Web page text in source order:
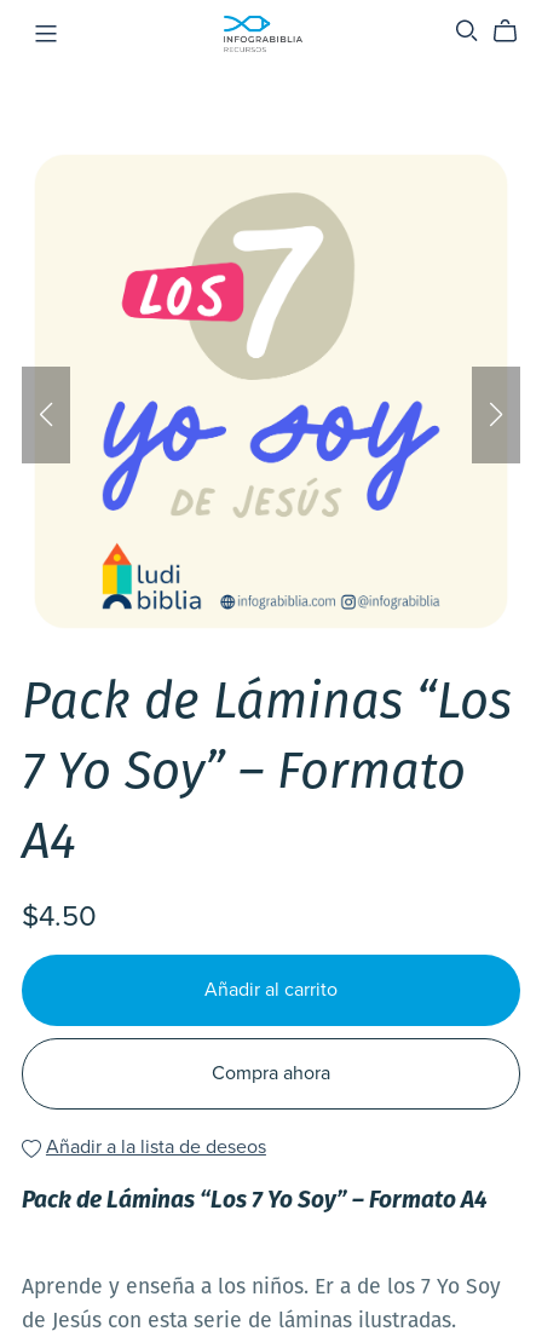
Pack de Láminas “Los
7 Yo Soy” – Formato
A4
$4.50
Añadir al carrito
Compra ahora
Añadir a la lista de deseos
Pack de Láminas “Los 7 Yo Soy” – Formato A4
Aprende y enseña a los niños. Er a de los 7 Yo Soy
de Jesús con esta serie de láminas ilustradas.